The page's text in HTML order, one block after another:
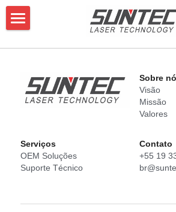
Máquinas de Corte a Laser
Máquinas de Limpeza a Laser
Consumíveis
Serviços
Whatsapp
Sobre
Visão
Missão
Valores
Serviços
OEM Soluções
Suporte Técnico
Contato
+55 19
CATEGORIAS DE